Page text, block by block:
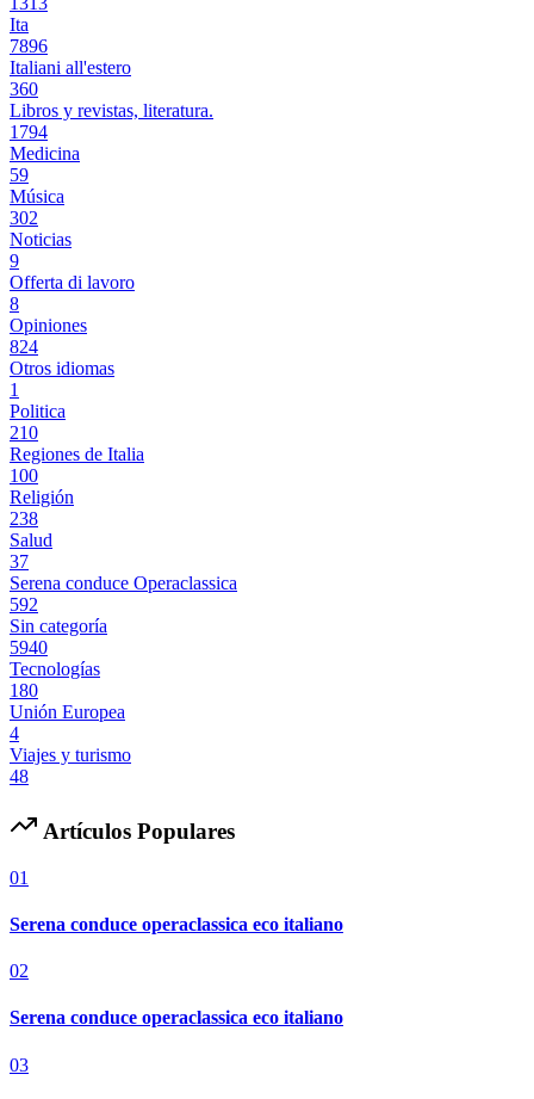
Ita
7896
Italiani all'estero
360
Libros y revistas, literatura.
1794
Medicina
59
Música
302
Noticias
9
Offerta di lavoro
8
Opiniones
824
Otros idiomas
1
Politica
210
Regiones de Italia
100
Religión
238
Salud
37
Serena conduce Operaclassica
592
Sin categoría
5940
Tecnologías
180
Unión Europea
4
Viajes y turismo
48
Artículos Populares
01
Serena conduce operaclassica eco italiano
02
Serena conduce operaclassica eco italiano
03